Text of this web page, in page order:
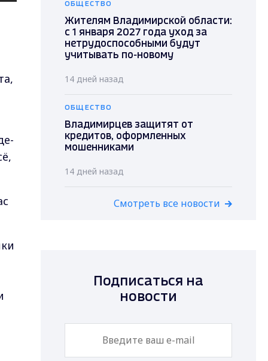
ОБЩЕСТВО
Жителям Владимирской области:
с 1 января 2027 года уход за
нетрудоспособными будут
учитывать по-новому
14 дней назад
ОБЩЕСТВО
Владимирцев защитят от
кредитов, оформленных
мошенниками
14 дней назад
Смотреть все новости
Подписаться на
новости